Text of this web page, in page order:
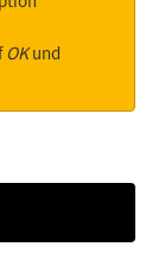
OKund